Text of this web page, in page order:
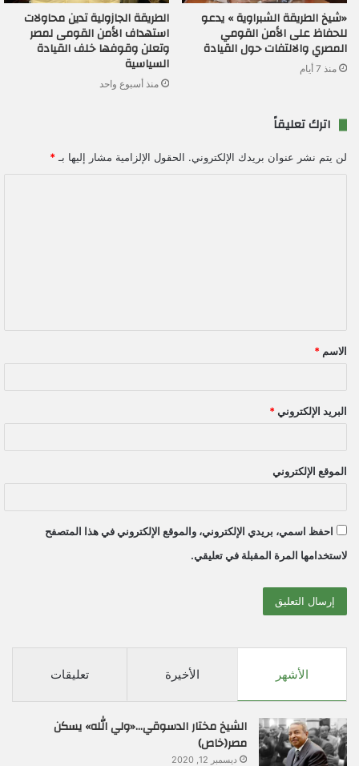
«شيخ الطريقة الشبراوية » يدعو
للحفاظ على الأمن القومي
المصري والالتفات حول القيادة
منذ 7 أيام
الطريقة الجازولية تدين محاولات
استهداف الأمن القومى لمصر
وتعلن وقوفها خلف القيادة
السياسية
منذ أسبوع واحد
اترك تعليقاً
لن يتم نشر عنوان بريدك الإلكتروني. الحقول الإلزامية مشار إليها بـ *
ق
*
الاسم *
البريد الإلكتروني *
الموقع الإلكتروني
احفظ اسمي، بريدي الإلكتروني، والموقع الإلكتروني في هذا المتصفح
لاستخدامها المرة المقبلة في تعليقي.
الأشهر الأخيرة تعليقات
الشيخ مختار الدسوقي…«ولي الله» يسكن
مصر(خاص)
ديسمبر 12, 2020